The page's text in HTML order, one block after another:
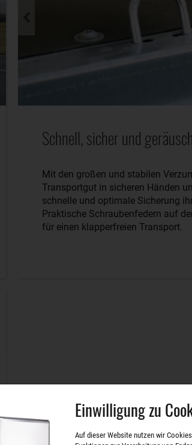
Schnell, sicher und
Mit den großen und stabilen
Transportgut in sicheren Händen
schnelle und optimale Sicherung
Praktische Schraubenfedern auf
für einen klapperfreien Transport.
Einwilligung zu
Auf dieser Website nutzen wir